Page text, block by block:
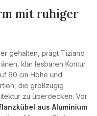
mit ruhiger
gehalten, prägt Tiziano
klar lesbaren Kontur.
60 cm Höhe und
die großzügig
zu überdecken. Vor
aus Aluminium